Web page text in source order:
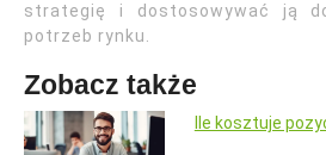
strategię i dostosowywać ją
potrzeb rynku.
Zobacz także
Ile kosztuje